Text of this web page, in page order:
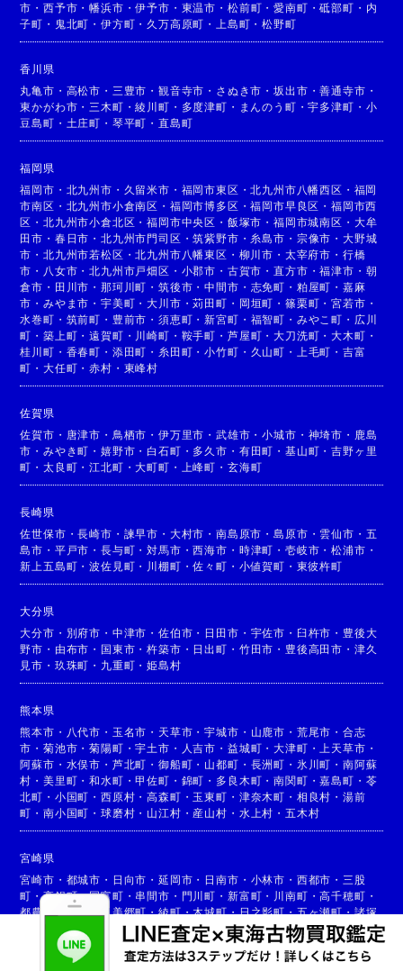
市 ・西予市 ・幡浜市 ・伊予市 ・ 東温市 ・ 松前町 ・愛南町 ・砥部町 ・ 内
子町 ・ 鬼北町 ・伊方町 ・ 久万高原町 ・ 上島町 ・松野町
香川県
丸亀市 ・ 高松市 ・ 三豊市 ・観音寺市 ・ さぬき市 ・坂出市 ・善通寺市 ・
東かがわ市 ・ 三木町 ・綾川町 ・ 多度津町 ・ まんのう町 ・宇多津町 ・ 小
豆島町 ・ 土庄町 ・ 琴平町 ・直島町
福岡県
福岡市 ・ 北九州市 ・ 久留米市 ・ 福岡市東区 ・北九州市八幡西区 ・ 福岡
市南区 ・ 北九州市小倉南区 ・ 福岡市博多区 ・福岡市早良区 ・福岡市西
区 ・北九州市小倉北区 ・福岡市中央区 ・ 飯塚市 ・福岡市城南区 ・ 大牟
田市 ・ 春日市 ・北九州市門司区 ・筑紫野市 ・ 糸島市 ・ 宗像市 ・ 大野城
市 ・北九州市若松区 ・北九州市八幡東区 ・ 柳川市 ・ 太宰府市 ・ 行橋
市 ・ 八女市 ・北九州市戸畑区 ・ 小郡市 ・ 古賀市 ・直方市 ・福津市 ・ 朝
倉市 ・ 田川市 ・那珂川町 ・筑後市 ・中間市 ・ 志免町 ・ 粕屋町 ・ 嘉麻
市 ・みやま市 ・宇美町 ・大川市 ・苅田町 ・ 岡垣町 ・ 篠栗町 ・宮若市 ・
水巻町 ・ 筑前町 ・ 豊前市 ・須恵町 ・新宮町 ・ 福智町 ・ みやこ町 ・ 広川
町 ・築上町 ・遠賀町 ・ 川崎町 ・ 鞍手町 ・ 芦屋町 ・大刀洗町 ・大木町 ・
桂川町 ・ 香春町 ・ 添田町 ・ 糸田町 ・小竹町 ・ 久山町 ・ 上毛町 ・ 吉富
町 ・大任町 ・赤村 ・ 東峰村
佐賀県
佐賀市 ・ 唐津市 ・ 鳥栖市 ・伊万里市 ・武雄市 ・小城市 ・ 神埼市 ・ 鹿島
市 ・みやき町 ・嬉野市 ・ 白石町 ・ 多久市 ・ 有田町 ・ 基山町 ・吉野ヶ里
町 ・太良町 ・江北町 ・大町町 ・ 上峰町 ・ 玄海町
長崎県
佐世保市 ・長崎市 ・ 諫早市 ・ 大村市 ・南島原市 ・島原市 ・ 雲仙市 ・ 五
島市 ・ 平戸市 ・長与町 ・対馬市 ・西海市 ・ 時津町 ・ 壱岐市 ・松浦市 ・
新上五島町 ・波佐見町 ・ 川棚町 ・佐々町 ・ 小値賀町 ・ 東彼杵町
大分県
大分市 ・ 別府市 ・ 中津市 ・佐伯市 ・ 日田市 ・ 宇佐市 ・ 臼杵市 ・ 豊後大
野市 ・ 由布市 ・ 国東市 ・杵築市 ・ 日出町 ・ 竹田市 ・ 豊後高田市 ・ 津久
見市 ・ 玖珠町 ・ 九重町 ・姫島村
熊本県
熊本市 ・ 八代市 ・ 玉名市 ・ 天草市 ・宇城市 ・ 山鹿市 ・ 荒尾市 ・ 合志
市 ・菊池市 ・菊陽町 ・宇土市 ・ 人吉市 ・ 益城町 ・大津町 ・ 上天草市 ・
阿蘇市 ・ 水俣市 ・ 芦北町 ・御船町 ・ 山都町 ・ 長洲町 ・ 氷川町 ・ 南阿蘇
村 ・美里町 ・和水町 ・甲佐町 ・ 錦町 ・ 多良木町 ・南関町 ・嘉島町 ・ 苓
北町 ・ 小国町 ・西原村 ・高森町 ・ 玉東町 ・ 津奈木町 ・ 相良村 ・ 湯前
町 ・南小国町 ・球磨村 ・ 山江村 ・ 産山村 ・ 水上村 ・ 五木村
宮崎県
宮崎市 ・ 都城市 ・ 日向市 ・延岡市 ・ 日南市 ・ 小林市 ・ 西都市 ・ 三股
町 ・高鍋町・国富町 ・ 串間市 ・ 門川町 ・ 新富町 ・ 川南町 ・高千穂町 ・
都農町
高原町 ・美郷町・綾町・木城町・日之影町・五ヶ瀬町・諸塚
椎葉村・ 西米良村